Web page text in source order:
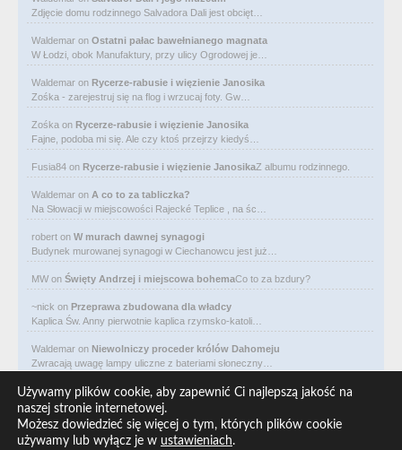
Zdjęcie domu rodzinnego Salvadora Dali jest obcięt…
Waldemar on Ostatni pałac bawełnianego magnata
W Łodzi, obok Manufaktury, przy ulicy Ogrodowej je…
Waldemar on Rycerze-rabusie i więzienie Janosika
Zośka - zarejestruj się na flog i wrzucaj foty. Gw…
Zośka on Rycerze-rabusie i więzienie Janosika
Fajne, podoba mi się. Ale czy ktoś przejrzy kiedyś…
Fusia84 on Rycerze-rabusie i więzienie JanosikaZ albumu rodzinnego.
Waldemar on A co to za tabliczka?
Na Słowacji w miejscowości Rajecké Teplice , na śc…
robert on W murach dawnej synagogi
Budynek murowanej synagogi w Ciechanowcu jest już…
MW on Święty Andrzej i miejscowa bohemaCo to za bzdury?
~nick on Przeprawa zbudowana dla władcy
Kaplica Św. Anny pierwotnie kaplica rzymsko-katoli…
Waldemar on Niewolniczy proceder królów Dahomeju
Zwracają uwagę lampy uliczne z bateriami słoneczny…
Waldemar on Adam Asnyk. Poeta z mojego miasta
CIEKAWOSTKA że pod banderą Malty pływa statek m/v…
Waldemar on
Historia na Wawelskim Wzgórzu
Michał Bogoria Skotnicki (1775–1808). Portret Mich…
Używamy plików cookie, aby zapewnić Ci najlepszą jakość na
naszej stronie internetowej.
Możesz dowiedzieć się więcej o tym, których plików cookie
używamy lub wyłącz je w ustawieniach.